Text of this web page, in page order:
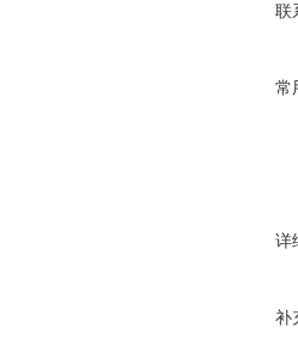
联
常
详
补